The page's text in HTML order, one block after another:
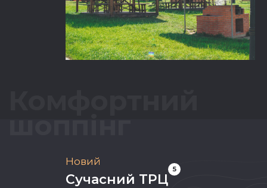
Новий
Сучасний ТРЦ
5